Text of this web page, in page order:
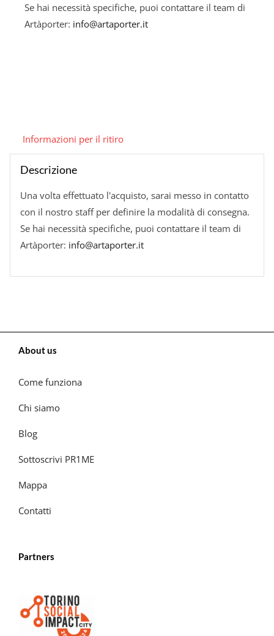
Se hai necessità specifiche, puoi contattare il team di
Artàporter: info@artaporter.it
Informazioni per il ritiro
Descrizione
Una volta effettuato l'acquisto, sarai messo in contatto
con il nostro staff per definire la modalità di consegna.
Se hai necessità specifiche, puoi contattare il team di
Artàporter: info@artaporter.it
About us
Come funziona
Chi siamo
Blog
Sottoscrivi PR1ME
Mappa
Contatti
Partners